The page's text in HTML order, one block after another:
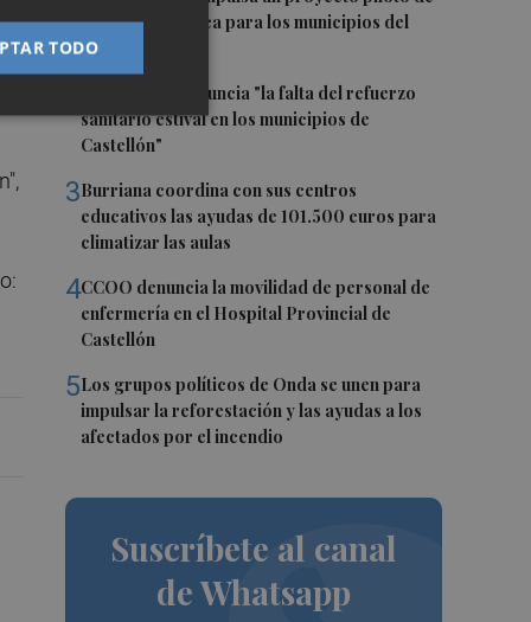
movilidad pública para los municipios del
interior
Compromís denuncia "la falta del refuerzo
sanitario estival en los municipios de
Castellón"
3Burriana coordina con sus centros
educativos las ayudas de 101.500 euros para
climatizar las aulas
4CCOO denuncia la movilidad de personal de
enfermería en el Hospital Provincial de
Castellón
5Los grupos políticos de Onda se unen para
impulsar la reforestación y las ayudas a los
afectados por el incendio
Suscríbete al canal
de Whatsapp
TODO